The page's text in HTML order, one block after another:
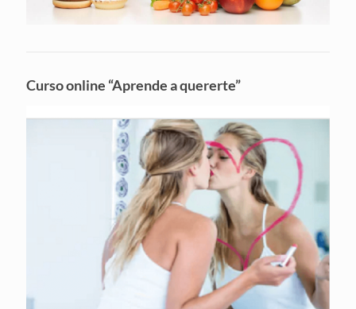
Curso online “Aprende a quererte”